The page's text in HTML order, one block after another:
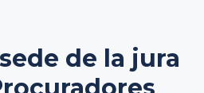
de la jura